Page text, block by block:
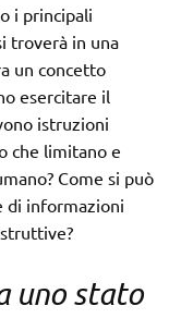
i principali
troverà in una
un concetto
esercitare il
istruzioni
che limitano e
Come si può
di informazioni
uno stato